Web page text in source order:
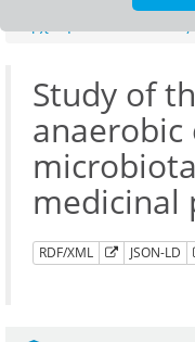
Study of
medicinal
RDF/XML JSON-LD